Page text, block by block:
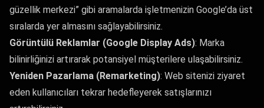
güzellik merkezi” gibi aramalarda işletmenizin Google’da üst
sıralarda yer almasını sağlayabilirsiniz.
Görüntülü Reklamlar (Google Display Ads): Marka
bilinirliğinizi artırarak potansiyel müşterilere ulaşabilirsiniz.
Yeniden Pazarlama (Remarketing): Web sitenizi ziyaret
eden kullanıcıları tekrar hedefleyerek satışlarınızı